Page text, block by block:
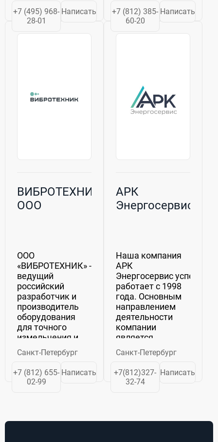
Наша работа
сконцентрирована
направлениях: ...
+7 (495) 968-
28-01
Написать
зарекомендовала
себя с отличной
занимается как
+7 (812) 385-
60-20
Написать
ВИБРОТЕХНИК,
ООО
ООО
«ВИБРОТЕХНИК» -
ведущий
российский
разработчик и
производитель
оборудования
для точного
измельчения и
рассева
материалов.
Производимое
оборудование
промышленности
Санкт-Петербург
+7 (812) 655-
02-99
Написать
АРК
Энергосервис
Наша компания
АРК
Энергосервис успешно
работает с 1998
года. Основным
направлением
деятельности
компании
является
комплексная поставка
контрольно-
измерительных
приборов и
зарубежных
Санкт-Петербург
+7(812)327-
32-74
Написать